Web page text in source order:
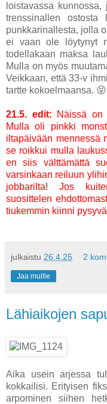
loistavassa
trenssinallen ostosta
punkkarinallesta, jolla
ei vaan ole löytynyt
todellakaan maksa
Mulla on myös
Veikkaan, että 33-v
tartte kokoelmaansa. 😝
21.5. edit: Näissä on
Mulla oli pinkki
iltapäivään mennessä
se roikkui mulla
en siis välttämättä
varsinkaan reiluun
jobbarilta! Jos
suosittelen
tiukemmin kiinni
julkaistu 26.4.25 2
Jaa muille
Lähiaikojen
Aika usein arjessa
kokkailisi. Erityisen
arpominen siihen